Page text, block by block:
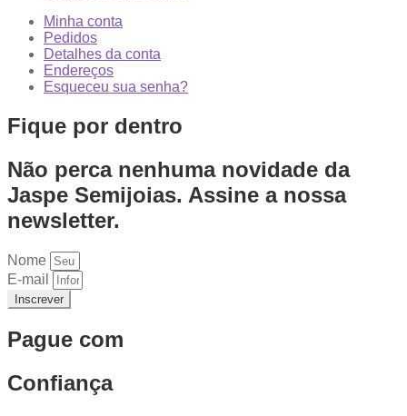
Minha conta
Pedidos
Detalhes da conta
Endereços
Esqueceu sua senha?
Fique por dentro
Não perca nenhuma novidade da
Jaspe Semijoias. Assine a nossa
newsletter.
Nome
E-mail
Inscrever
Pague com
Confiança